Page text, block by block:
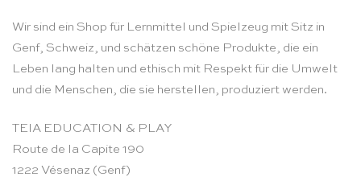
Wir sind ein Shop für Lernmittel und Spielzeug mit Sitz in
Genf, Schweiz, und schätzen schöne Produkte, die ein
Leben lang halten und ethisch mit Respekt für die Umwelt
und die Menschen, die sie herstellen, produziert werden.
TEIA EDUCATION & PLAY
Route de la Capite 190
1222 Vésenaz (Genf)